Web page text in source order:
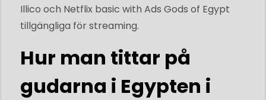
Illico och Netflix basic with Ads Gods of Egypt
tillgängliga för streaming.
Hur man tittar på
gudarna i Egypten i